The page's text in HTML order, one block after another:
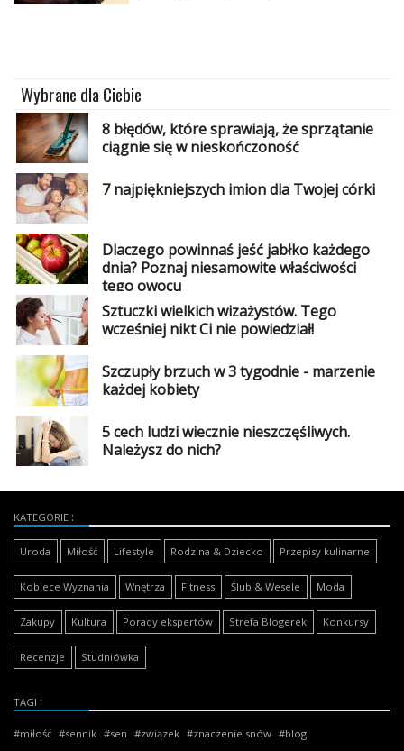
Wybrane dla Ciebie
8 błędów, które sprawiają, że sprzątanie
ciągnie się w nieskończoność
7 najpiękniejszych imion dla Twojej córki
Dlaczego powinnaś jeść jabłko każdego
dnia? Poznaj niesamowite właściwości
tego owocu
Sztuczki wielkich wizażystów. Tego
wcześniej nikt Ci nie powiedział!
Szczupły brzuch w 3 tygodnie - marzenie
każdej kobiety
5 cech ludzi wiecznie nieszczęśliwych.
Należysz do nich?
KATEGORIE
Uroda Miłość Lifestyle Rodzina & Dziecko Przepisy kulinarne
Kobiece Wyznania Wnętrza Fitness Ślub & Wesele Moda
Zakupy Kultura Porady ekspertów Strefa Blogerek Konkursy
Recenzje Studniówka
TAGI
miłość sennik sen związek znaczenie snów blog